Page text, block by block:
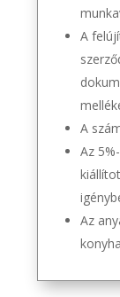
A
A
Az
Az